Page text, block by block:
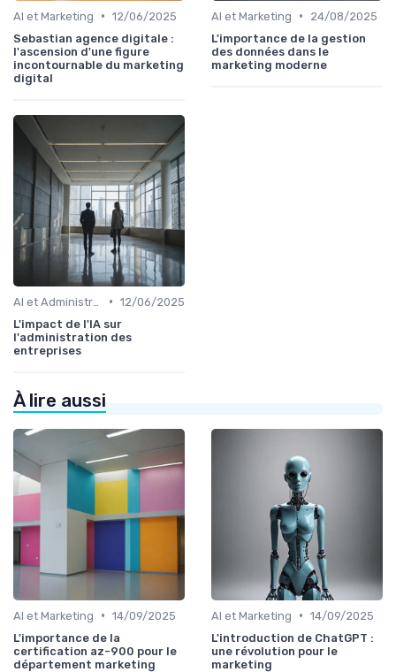
AI et Marketing • 12/06/2025
Sebastian agence digitale :
l'ascension d'une figure
incontournable du marketing
digital
AI et Marketing •
24/08/2025
L'importance de la gestion
des données dans le
marketing moderne
• 12/06/2025
L'impact de l'IA sur
l'administration des
entreprises
À lire aussi
AI et Marketing • 14/09/2025
L'importance de la
certification az-900 pour le
département marketing
AI et Marketing • 14/09/2025
L'introduction de ChatGPT :
une révolution pour le
marketing